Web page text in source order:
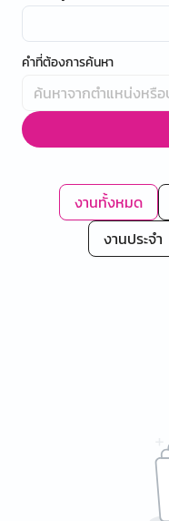
คำที่ต้องการค้นหา
งานทั้งหมด
งานประจำ